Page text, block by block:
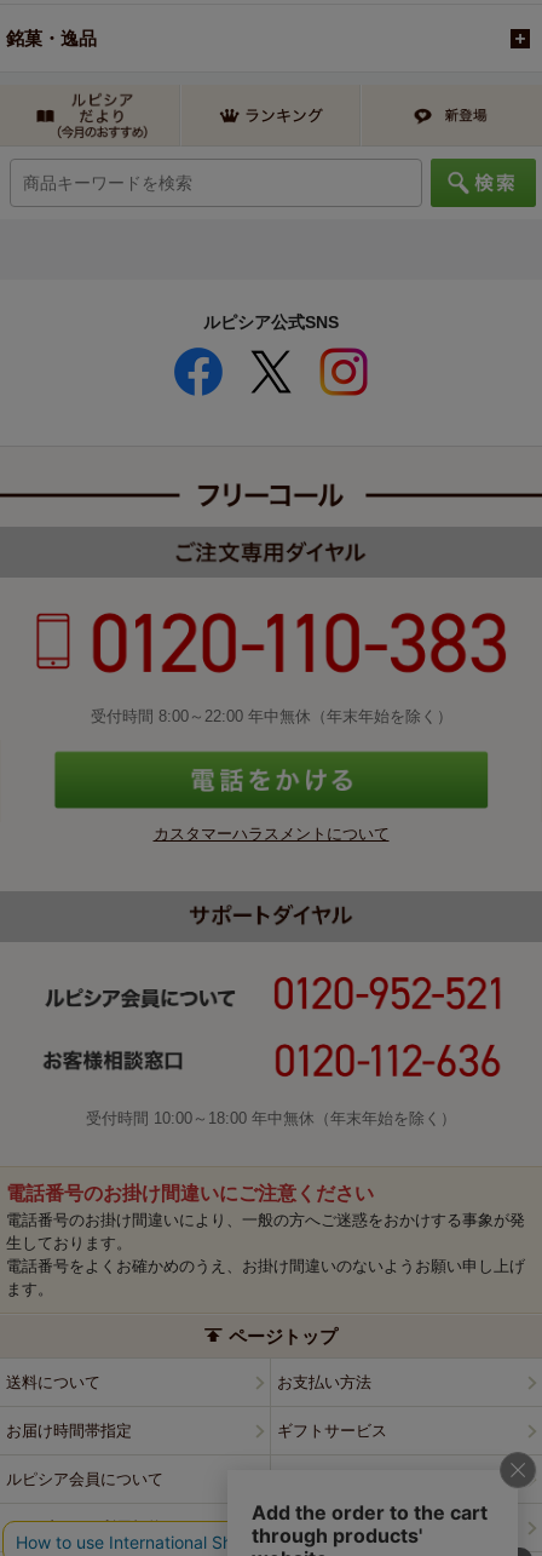
銘菓・逸品
ルピシア公式SNS
受付時間 8:00～22:00 年中無休（年末年始を除く）
カスタマーハラスメントについて
受付時間 10:00～18:00 年中無休（年末年始を除く）
電話番号のお掛け間違いにご注意ください
電話番号のお掛け間違いにより、一般の方へご迷惑をおかけする事象が発
生しております。
電話番号をよくお確かめのうえ、お掛け間違いのないようお願い申し上げ
ます。
ページトップ
送料について お支払い方法
お届け時間帯指定 ギフトサービス
ルピシア会員について
ウェブサイト利用規約 特定商取引法に基づく表記